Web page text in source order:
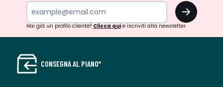
OK
Hai già un profilo cliente?Clicca quie iscriviti alla newsletter.
CONSEGNA AL PIANO*